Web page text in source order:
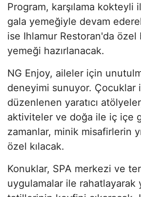
Program, karşılama kokteyli
gala yemeğiyle devam
ise Ihlamur Restoran'da özel
yemeği hazırlanacak.
NG Enjoy, aileler için
deneyimi sunuyor. Çocuklar
düzenlenen yaratıcı
aktiviteler ve doğa ile iç içe
zamanlar, minik misafirlerin
özel kılacak.
Konuklar, SPA merkezi ve
uygulamalar ile rahatlayarak